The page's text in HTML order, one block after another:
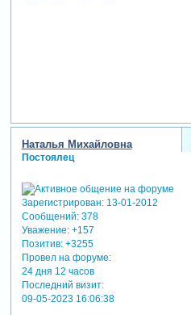
Наталья Михайловна
Постоялец
Зарегистрирован: 13-01-2012
Сообщений:378
Уважение: +157
Позитив: +3255
Провел на форуме:
24 дня 12 часов
Последний визит:
09-05-2023 16:06:38